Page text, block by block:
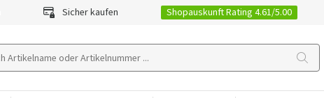
Sicher kaufen Shopauskunft Rating 4.61/5.00